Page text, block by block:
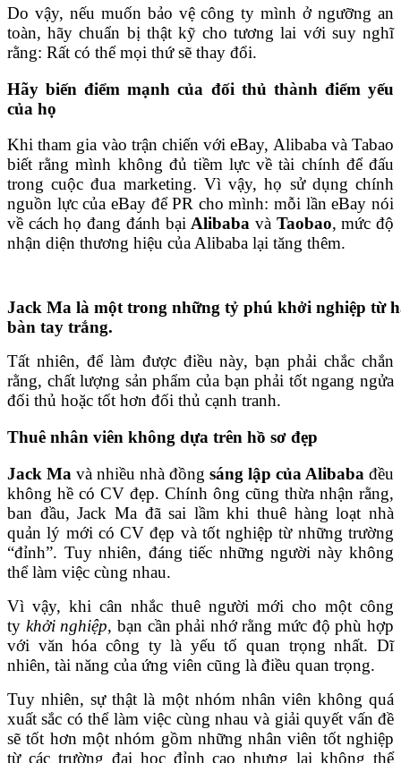
Do vậy, nếu muốn bảo vệ công ty mình ở ngưỡng an
toàn, hãy chuẩn bị thật kỹ cho tương lai với suy nghĩ
rằng: Rất có thể mọi thứ sẽ thay đổi.
Hãy biến điểm mạnh của đối thủ thành điểm yếu
của họ
Khi tham gia vào trận chiến với eBay, Alibaba và Tabao
biết rằng mình không đủ tiềm lực về tài chính để đấu
trong cuộc đua marketing. Vì vậy, họ sử dụng chính
nguồn lực của eBay để PR cho mình: mỗi lần eBay nói
về cách họ đang đánh bạiAlibaba và Taobao, mức độ
nhận diện thương hiệu của Alibaba lại tăng thêm.
Jack Ma là một trong những tỷ phú khởi nghiệp từ
bàn tay trắng.
Tất nhiên, để làm được điều này, bạn phải chắc chắn
rằng, chất lượng sản phẩm của bạn phải tốt ngang ngửa
đối thủ hoặc tốt hơn đối thủ cạnh tranh.
Thuê nhân viên không dựa trên hồ sơ đẹp
Jack Ma và nhiều nhà đồng sáng lập của Alibaba đều
không hề có CV đẹp. Chính ông cũng thừa nhận rằng,
ban đầu, Jack Ma đã sai lầm khi thuê hàng loạt nhà
quản lý mới có CV đẹp và tốt nghiệp từ những trường
“đỉnh”. Tuy nhiên, đáng tiếc những người này không
thể làm việc cùng nhau.
Vì vậy, khi cân nhắc thuê người mới cho một công
ty khởi nghiệp, bạn cần phải nhớ rằng mức độ phù hợp
với văn hóa công ty là yếu tố quan trọng nhất. Dĩ
nhiên, tài năng của ứng viên cũng là điều quan trọng.
Tuy nhiên, sự thật là một nhóm nhân viên không quá
xuất sắc có thể làm việc cùng nhau và giải quyết vấn đề
sẽ tốt hơn một nhóm gồm những nhân viên tốt nghiệp
từ các trường đại học đỉnh cao nhưng lại không thể